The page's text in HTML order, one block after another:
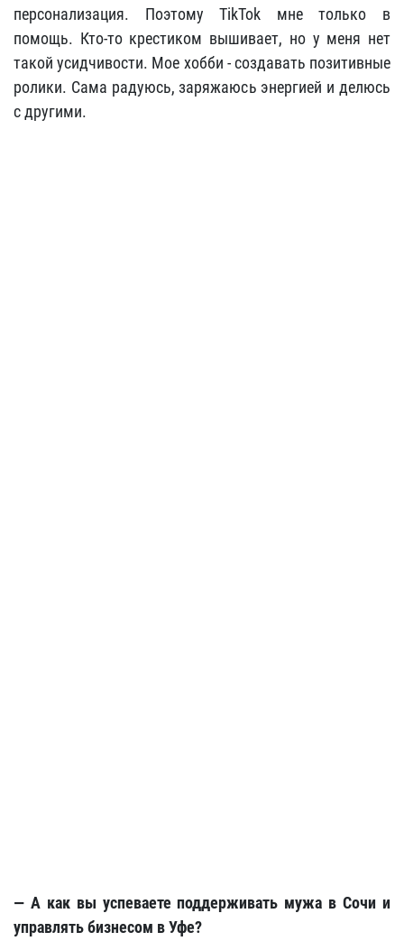
персонализация. Поэтому TikTok мне только в
помощь. Кто-то крестиком вышивает, но у меня нет
такой усидчивости. Мое хобби - создавать позитивные
ролики. Сама радуюсь, заряжаюсь энергией и делюсь
с другими.
— А как вы успеваете поддерживать мужа в Сочи и
управлять бизнесом в Уфе?